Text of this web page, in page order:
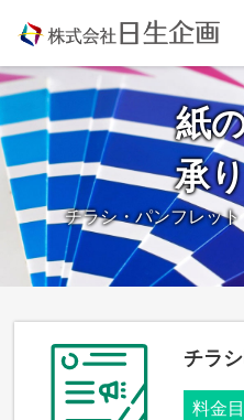
content
紙
承
チラシ・パンフレッ
チラ
料金